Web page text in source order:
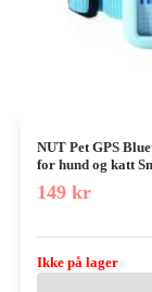
NUT Pet GPS
for hund og katt
149 kr
Ikke på lager